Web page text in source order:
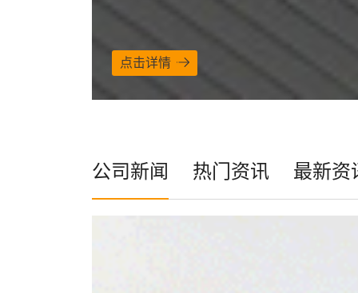
点击详情
公司新闻 热门资讯 最新资